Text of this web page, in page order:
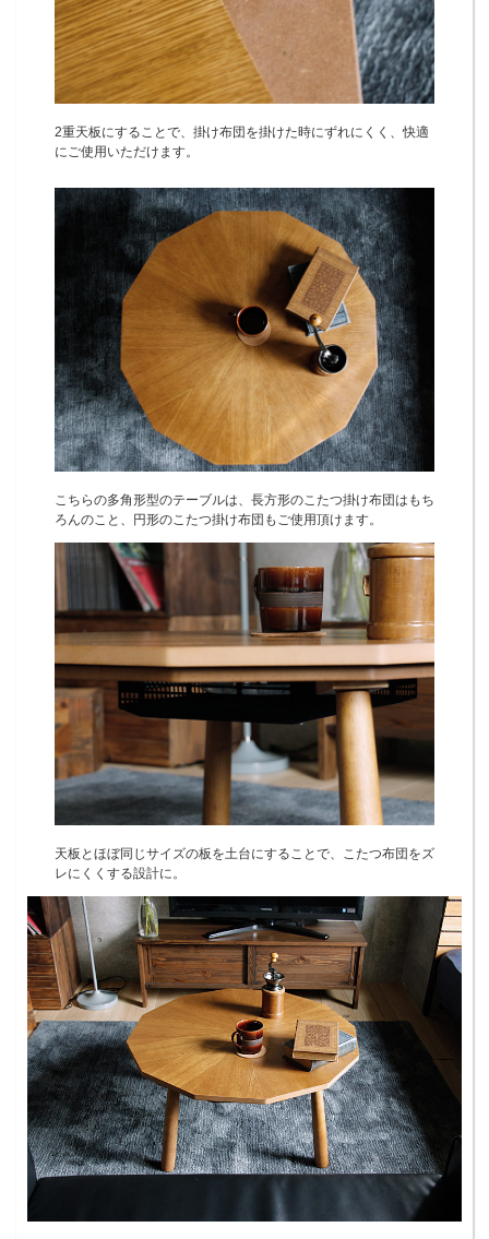
2重天板にすることで、掛け布団を掛けた時にずれにくく、快適
にご使用いただけます。
こちらの多角形型のテーブルは、長方形のこたつ掛け布団はもち
ろんのこと、円形のこたつ掛け布団もご使用頂けます。
天板とほぼ同じサイズの板を土台にすることで、こたつ布団をズ
レにくくする設計に。